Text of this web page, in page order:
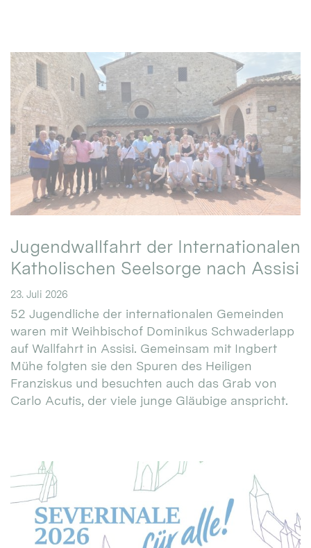
Jugendwallfahrt der Internationalen
Katholischen Seelsorge nach Assisi
23. Juli 2026
52 Jugendliche der internationalen Gemeinden
waren mit Weihbischof Dominikus Schwaderlapp
auf Wallfahrt in Assisi. Gemeinsam mit Ingbert
Mühe folgten sie den Spuren des Heiligen
Franziskus und besuchten auch das Grab von
Carlo Acutis, der viele junge Gläubige anspricht.